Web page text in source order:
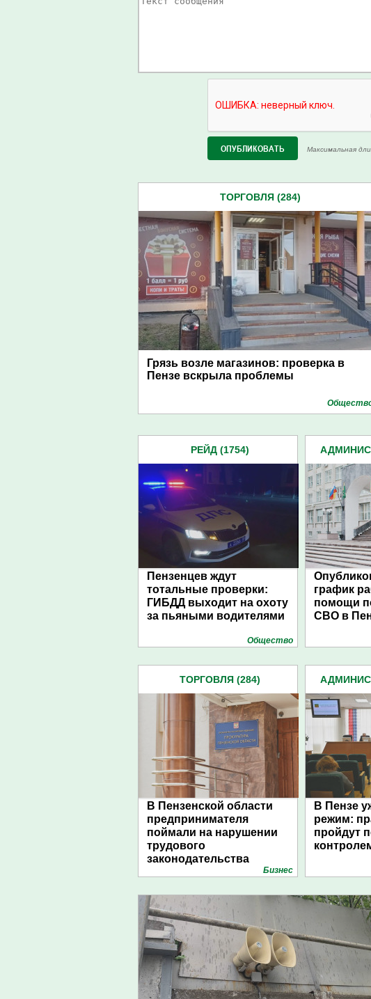
Максимальная
ТОРГОВЛЯ (284)
Грязь возле магазинов: проверка в
Пензе вскрыла проблемы
РЕЙД (1754)
Пензенцев ждут
тотальные проверки:
ГИБДД выходит на охоту
за пьяными водителями
Общество
график
помощи
СВО в
ТОРГОВЛЯ (284)
В Пензенской области
предпринимателя
поймали на нарушении
трудового
законодательства
Бизнес
В Пензе
режим:
пройдут